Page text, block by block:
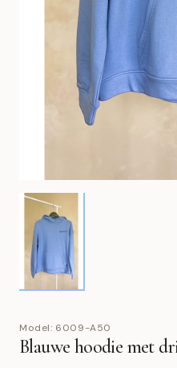
Model: 6009-A50
Blauwe hoodie met